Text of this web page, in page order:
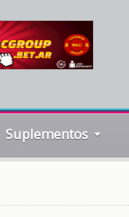
Suplementos